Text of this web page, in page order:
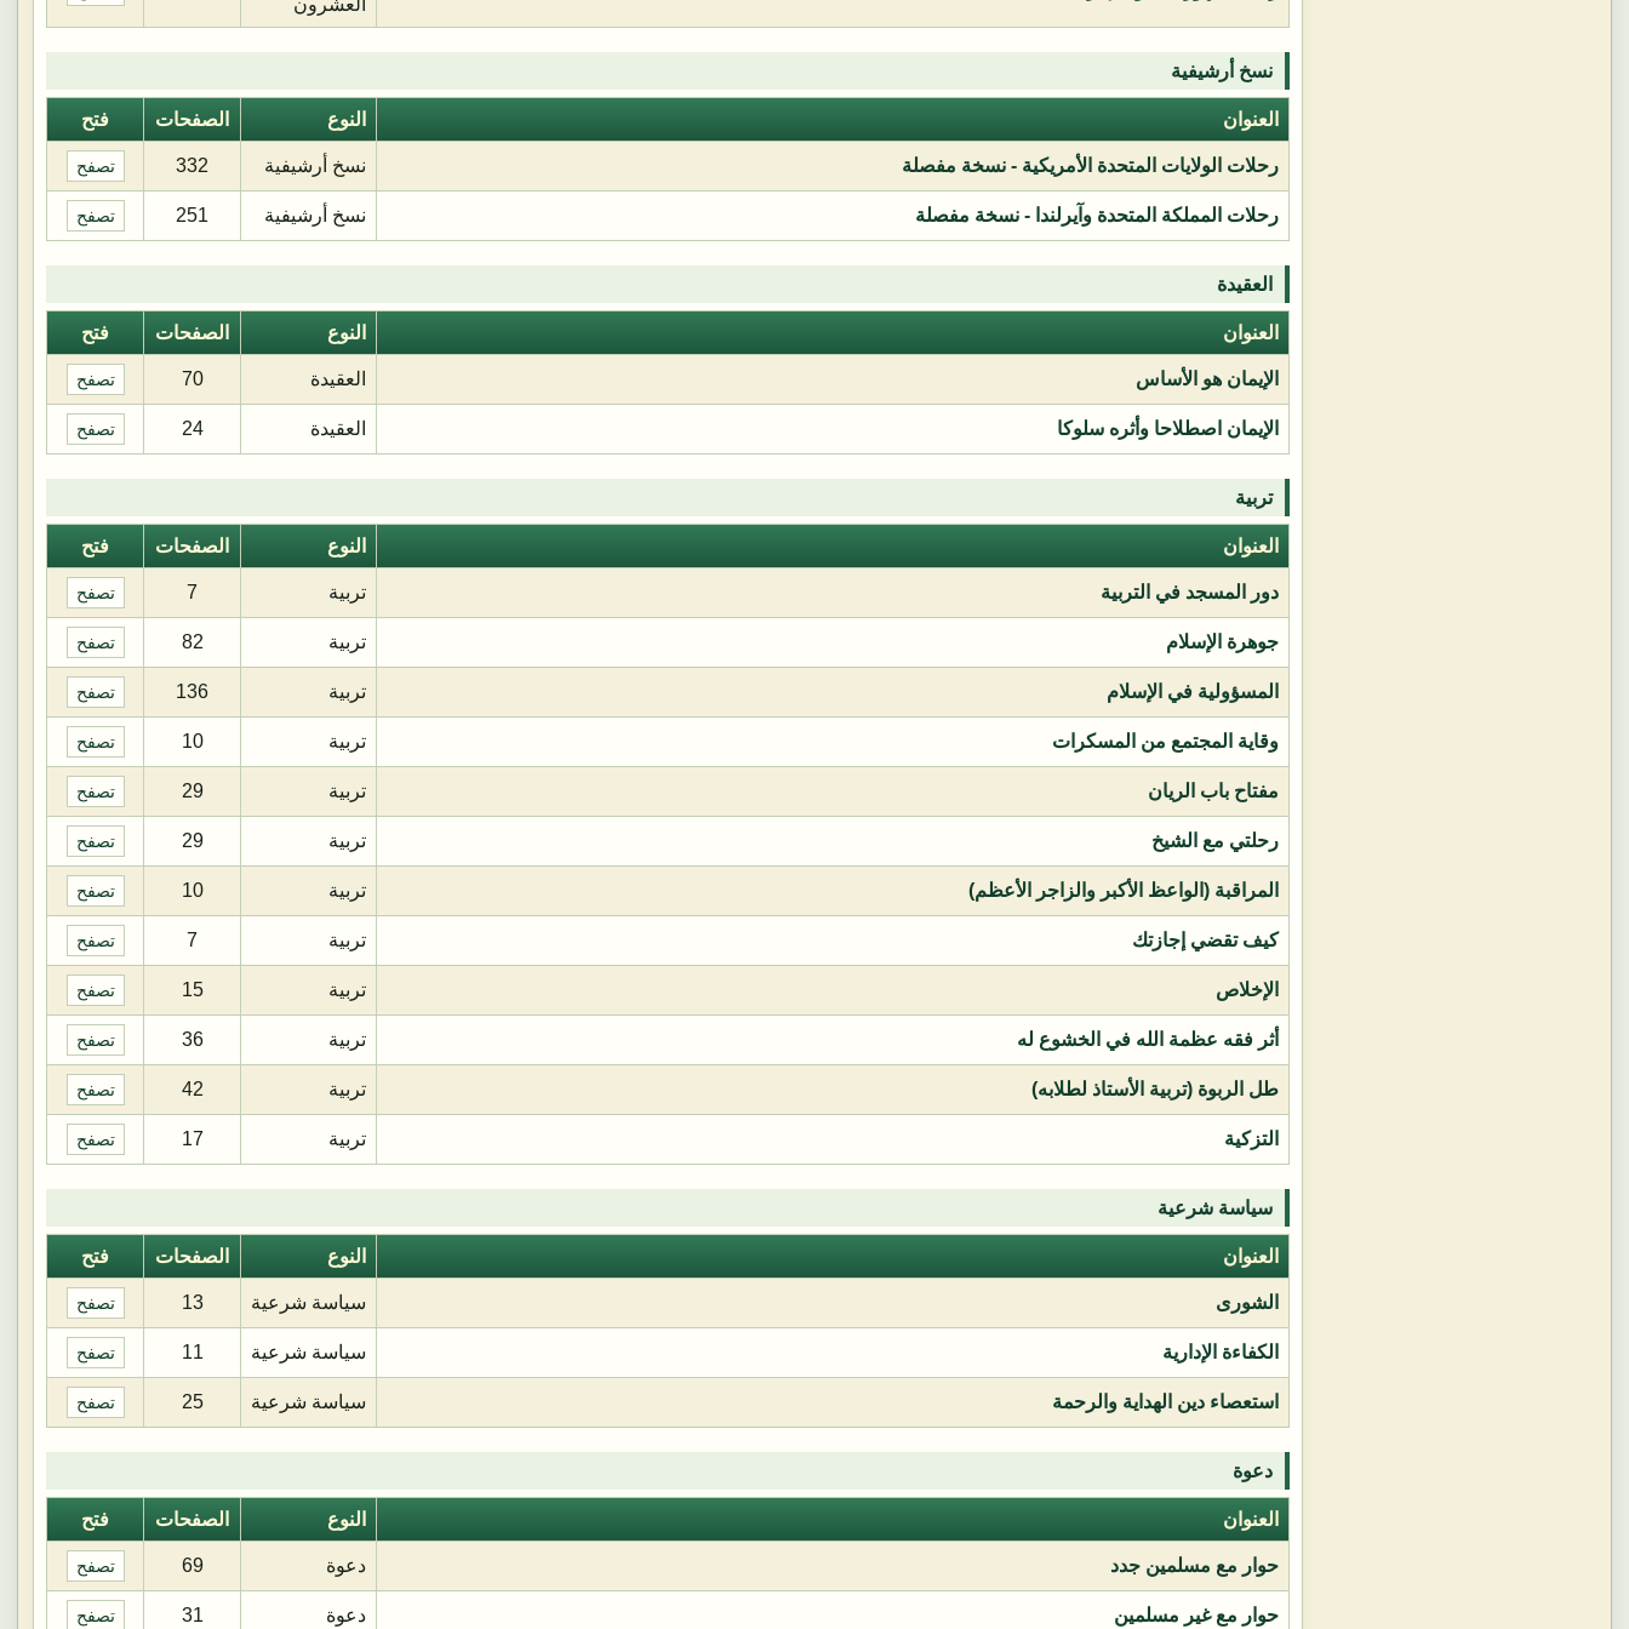
نسخ أرشيفية
العنوان النوع الصفحات فتح
رحلات الولايات المتحدة الأمريكية - نسخة مفصلة نسخ أرشيفية 332 تصفح
رحلات المملكة المتحدة وآيرلندا - نسخة مفصلة نسخ أرشيفية 251 تصفح
العقيدة
العنوان النوع الصفحات فتح
الإيمان هو الأساس العقيدة 70 تصفح
الإيمان اصطلاحا وأثره سلوكا العقيدة 24 تصفح
تربية
العنوان النوع الصفحات فتح
دور المسجد في التربية تربية 7 تصفح
جوهرة الإسلام تربية 82 تصفح
المسؤولية في الإسلام تربية 136 تصفح
وقاية المجتمع من المسكرات تربية 10 تصفح
مفتاح باب الريان تربية 29 تصفح
رحلتي مع الشيخ تربية 29 تصفح
المراقبة (الواعظ الأكبر والزاجر الأعظم) تربية 10 تصفح
كيف تقضي إجازتك تربية 7 تصفح
الإخلاص تربية 15 تصفح
أثر فقه عظمة الله في الخشوع له تربية 36 تصفح
طل الربوة (تربية الأستاذ لطلابه) تربية 42 تصفح
التزكية تربية 17 تصفح
سياسة شرعية
العنوان النوع الصفحات فتح
الشورى سياسة شرعية 13 تصفح
الكفاءة الإدارية سياسة شرعية 11 تصفح
استعصاء دين الهداية والرحمة سياسة شرعية 25 تصفح
دعوة
العنوان النوع الصفحات فتح
حوار مع مسلمين جدد دعوة 69 تصفح
حوار مع غير مسلمين دعوة 31 تصفح